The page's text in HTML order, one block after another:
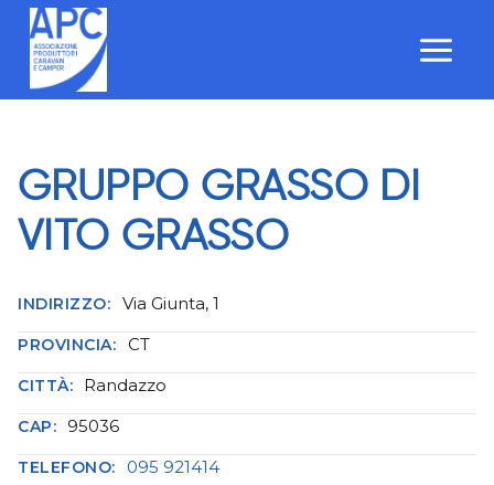
Salta
contenuto
GRUPPO GRASSO DI
VITO GRASSO
INDIRIZZO: Via Giunta, 1
PROVINCIA: CT
CITTÀ: Randazzo
CAP: 95036
TELEFONO: 095 921414